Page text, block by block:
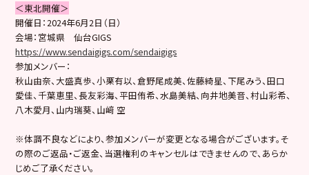
＜東北開催＞
開催日：2024年6月2日（日）
会場：宮城県 仙台GIGS
https://www.sendaigigs.com/sendaigigs
参加メンバー：
秋山由奈、大盛真歩、小栗有以、倉野尾成美、佐藤綺星、下尾みう、田口
愛佳、千葉恵里、長友彩海、平田侑希、水島美結、向井地美音、村山彩希、
八木愛月、山内瑞葵、山﨑 空
※体調不良などにより、参加メンバーが変更となる場合がございます。そ
の際のご返品・ご返金、当選権利のキャンセルはできませんので、あらか
じめご了承ください。